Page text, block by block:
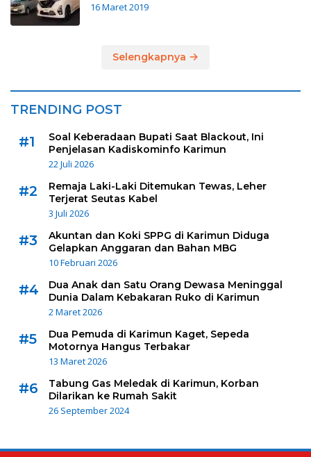
16 Maret 2019
Selengkapnya
TRENDING POST
#1
Soal Keberadaan Bupati Saat Blackout, Ini
Penjelasan Kadiskominfo Karimun
22 Juli 2026
#2
Remaja Laki-Laki Ditemukan Tewas, Leher
Terjerat Seutas Kabel
3 Juli 2026
#3
Akuntan dan Koki SPPG di Karimun Diduga
Gelapkan Anggaran dan Bahan MBG
10 Februari 2026
#4
Dua Anak dan Satu Orang Dewasa Meninggal
Dunia Dalam Kebakaran Ruko di Karimun
2 Maret 2026
#5
Dua Pemuda di Karimun Kaget, Sepeda
Motornya Hangus Terbakar
13 Maret 2026
#6
Tabung Gas Meledak di Karimun, Korban
Dilarikan ke Rumah Sakit
26 September 2024